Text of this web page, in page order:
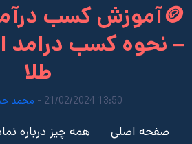
🪙آموزش کسب
– نحوه کسب درامد از
طلا
13:50 21/02/2024 - محمد
صفحه اصلی
همه چیز درباره